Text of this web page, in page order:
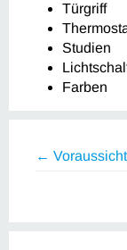
Türgriff
Studien
Farben
← Voraussicht